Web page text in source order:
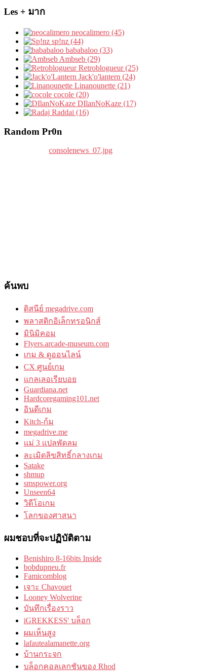
Les + มาก
neocalimero (45)
sp!nz (44)
bababaloo (33)
Ambseb (29)
Retroblogueur (25)
Jack'o'lantern (24)
Linanounette (21)
cocole (20)
DIlanNoKaze (17)
Raddai (16)
Random Pr0n
ค้นพบ
ดิสนีย์ megadrive.com
พลาสติกอิเล็กทรอนิกส์
มินิมิคอม
Flyers.arcade-museum.com
เกม & ดูออนไลน์
CX ศูนย์เกม
แกลเลอเรียบอย
Guardiana.net
Hardcoregaming101.net
อินดีเกม
Kitch-ก้ม
megadrive.me
แม่ 3 แปลพัดลม
ละเมิดลิขสิทธิ์กลางเกม
Satake
shmup
smspower.org
Unseen64
วิดีโอเกม
โลกของศาสนา
ผมชอบที่จะปฏิบัติตาม
Benishiro 8-16bits Inside
bobdupneu.fr
Famicomblog
เจาะ Chavouet
Looney Wolverine
บันทึกเรื่องราว
iGREKKESS' บล็อก
ผมเห็นสูง
lafautealamanette.org
บ้านกระจก
บล็อกคอลเลกชันของ Rhod